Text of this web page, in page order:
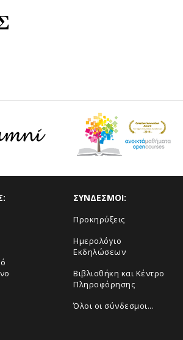
ΣΥΝΔΕΣΜΟΙ:
Προκηρύξεις
Ημερολόγιο
Εκδηλώσεων
Βιβλιοθήκη και Κέντρο
Πληροφόρησης
Όλοι οι σύνδεσμοι...